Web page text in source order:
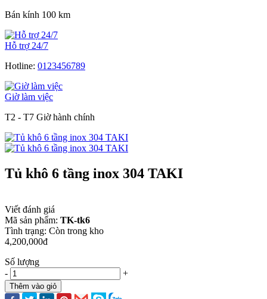
Bán kính 100 km
Hỗ trợ 24/7
Hotline: 0123456789
Giờ làm việc
T2 - T7 Giờ hành chính
Tủ khô 6 tầng inox 304 TAKI
Viết đánh giá
Mã sản phẩm: TK-tk6
Tình trạng: Còn trong kho
4,200,000đ
Số lượng
-
+
Thêm vào giỏ